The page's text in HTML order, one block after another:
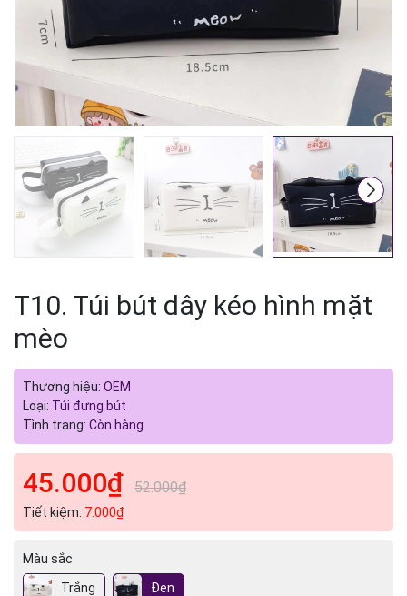
T10. Túi bút dây kéo hình mặt
mèo
Thương hiệu: OEM
Loại: Túi đựng bút
Tình trạng: Còn hàng
45.000₫ 52.000₫
Tiết kiệm: 7.000₫
Màu sắc
Trắng
Đen
Điều kiện: